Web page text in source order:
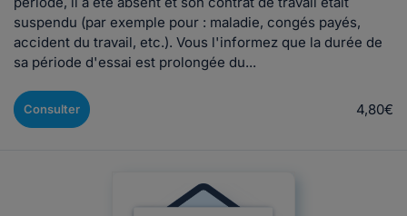
suspendu (par exemple pour : maladie, congés payés,
accident du travail, etc.). Vous l'informez que la durée de
sa période d'essai est prolongée du...
Consulter 4,80€